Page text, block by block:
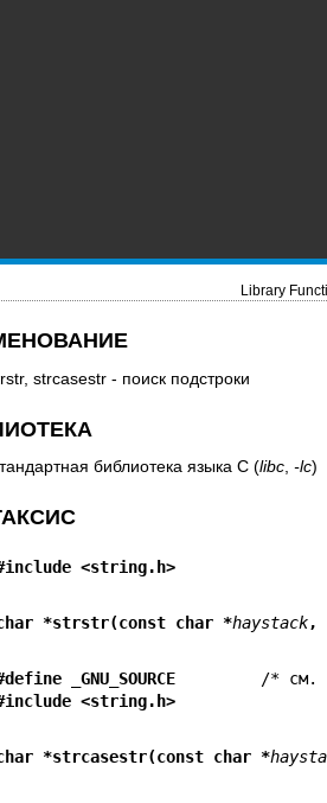
Library
strcasestr - поиск подстроки
библиотека языка C (libc, -lc)
<string.h>
*strstr(const char *haystack,
_GNU_SOURCE
<string.h>
*strcasestr(const char *